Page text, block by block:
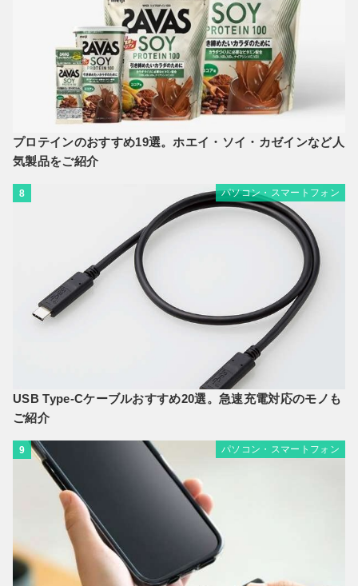
プロテインのおすすめ19選。ホエイ・ソイ・カゼインなど人
気製品をご紹介
8 パソコン・スマートフォン
USB Type-Cケーブルおすすめ20選。急速充電対応のモノも
ご紹介
9 パソコン・スマートフォン